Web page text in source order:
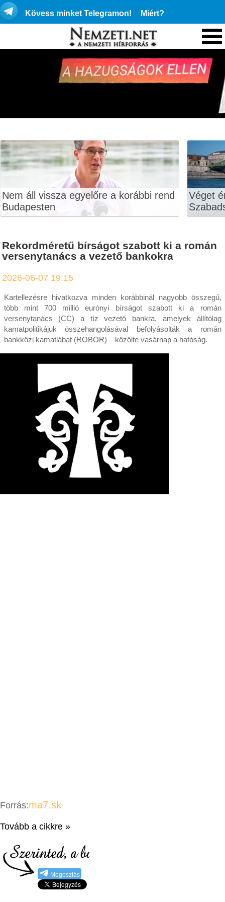
Kövess minket Telegramon! Miért?
Nem áll vissza egyelőre a korábbi rend
Budapesten
Véget
Rekordméretű bírságot szabott ki a román
versenytanács a vezető bankokra
2026-06-07 19:15
Kartellezésre hivatkozva minden korábbinál nagyobb összegű,
több mint 700 millió eurónyi bírságot szabott ki a román
versenytanács (CC) a tíz vezető bankra, amelyek állítólag
kamatpolitikájuk összehangolásával befolyásolták a román
bankközi kamatlábat (ROBOR) – közölte vasárnap a hatóság.
Forrás:ma7.sk
Tovább a cikkre »
Megosztás